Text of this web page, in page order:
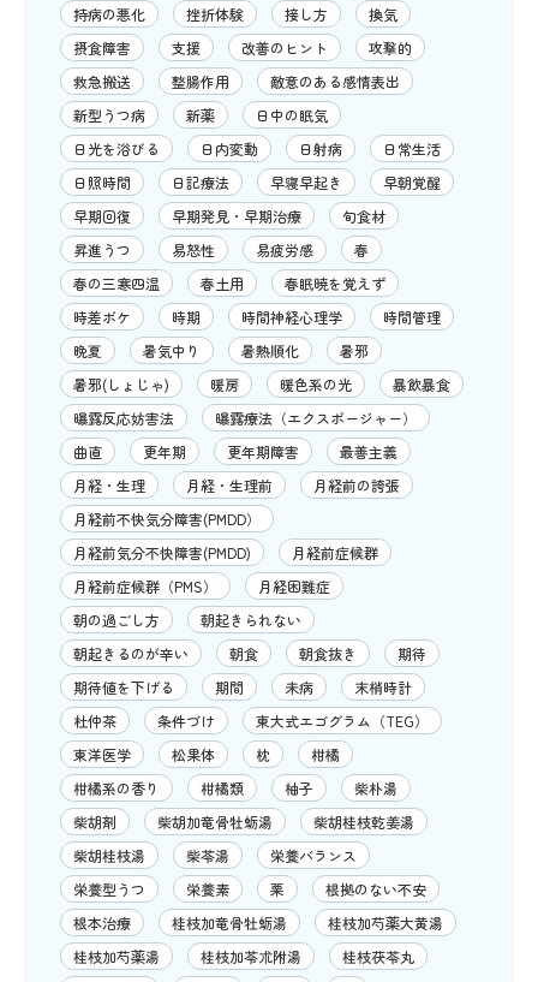
持病の悪化
挫折体験 接し方
換気
摂食障害
支援 改善のヒント
攻撃的
救急搬送
整腸作用
敵意のある感情表出
新型うつ病
新薬
日中の眠気
日光を浴びる
日内変動 日射病
日常生活
日照時間
日記療法 早寝早起き
早朝覚醒
早期回復
早期発見・早期治療
旬食材
昇進うつ
易怒性 易疲労感
春
春の三寒四温
春土用
春眠暁を覚えず
時差ボケ
時期 時間神経心理学
時間管理
晩夏
暑気中り 暑熱順化
暑邪
暑邪(しょじゃ)
暖房 暖色系の光
暴飲暴食
曝露反応妨害法
曝露療法（エクスポージャー）
曲直
更年期 更年期障害
最善主義
月経・生理
月経・生理前
月経前の誇張
月経前不快気分障害(PMDD）
月経前気分不快障害(PMDD)
月経前症候群
月経前症候群（PMS）
月経困難症
朝の過ごし方
朝起きられない
朝起きるのが辛い
朝食 朝食抜き
期待
期待値を下げる
期間 未病
末梢時計
杜仲茶
条件づけ
東大式エゴグラム（TEG）
東洋医学
松果体 枕
柑橘
柑橘系の香り
柑橘類 柚子
柴朴湯
柴胡剤
柴胡加竜骨牡蛎湯
柴胡桂枝乾姜湯
柴胡桂枝湯
柴苓湯
栄養バランス
栄養型うつ
栄養素 栗
根拠のない不安
根本治療
桂枝加竜骨牡蛎湯
桂枝加芍薬大黄湯
桂枝加芍薬湯
桂枝加苓朮附湯
桂枝茯苓丸